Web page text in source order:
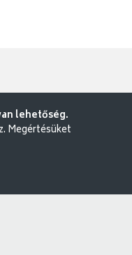
lehetőség.
Megértésüket